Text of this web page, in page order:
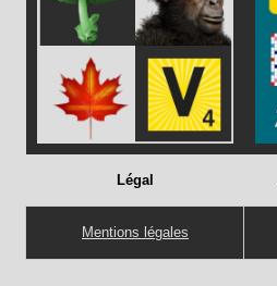
Légal
Mentions légales